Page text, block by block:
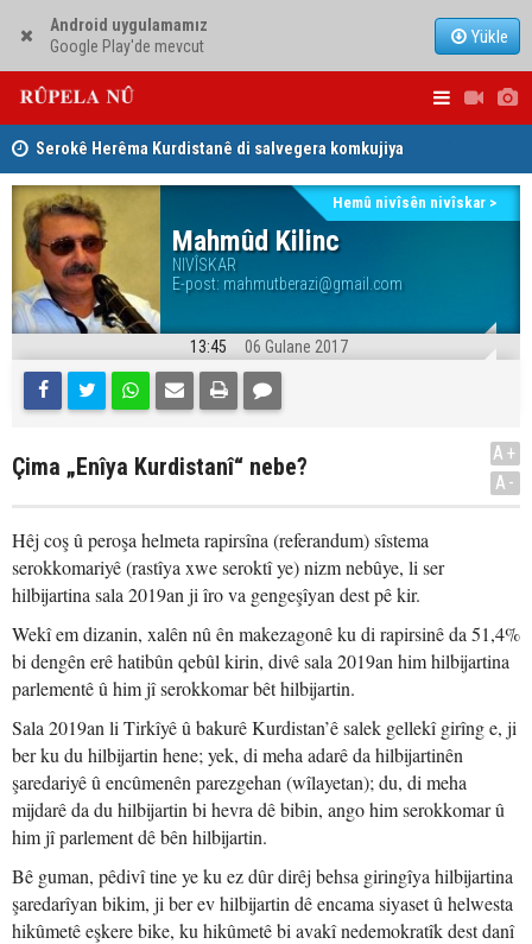
Android uygulamamız
Google Play'de mevcut
Yükle
Sêmêlê de peyamek belav kir
Tirkiye, Pakistan û Erebistana Siûdî ‘Peymana Mekeyê’
îmze kir
girîng e û
Mahmûd Kilinc
NIVÎSKAR
E-post: mahmutberazi@gmail.com
Hemû nivîsên nivîskar >
13:45 06 Gulane 2017
Çima „Enîya Kurdistanî“ nebe?
A+
A-
Hêj coş û peroşa helmeta rapirsîna (referandum) sîstema
serokkomariyê (rastîya xwe seroktî ye) nizm nebûye, li ser
hilbijartina sala 2019an ji îro va gengeşîyan dest pê kir.
Wekî em dizanin, xalên nû ên makezagonê ku di rapirsinê da 51,4%
bi dengên erê hatibûn qebûl kirin, divê sala 2019an him hilbijartina
parlementê û him jî serokkomar bêt hilbijartin.
Sala 2019an li Tirkîyê û bakurê Kurdistan’ê salek gellekî girîng e, ji
ber ku du hilbijartin hene; yek, di meha adarê da hilbijartinên
şaredariyê û encûmenên parezgehan (wîlayetan); du, di meha
mijdarê da du hilbijartin bi hevra dê bibin, ango him serokkomar û
him jî parlement dê bên hilbijartin.
Bê guman, pêdivî tine ye ku ez dûr dirêj behsa giringîya hilbijartina
şaredarîyan bikim, ji ber ev hilbijartin dê encama siyaset û helwesta
hikûmetê eşkere bike, ku hikûmetê bi avakî nedemokratîk dest danî